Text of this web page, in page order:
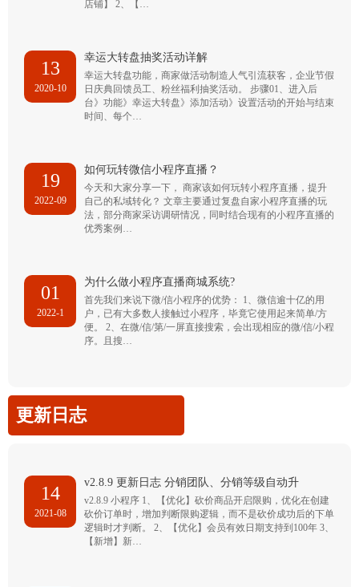
店铺】 2、【…
13
2020-10
幸运大转盘抽奖活动详解
幸运大转盘功能，商家做活动制造人气引流获客，企业节假
日庆典回馈员工、粉丝福利抽奖活动。 步骤01、进入后
台》功能》幸运大转盘》添加活动》设置活动的开始与结束
时间、每个…
19
2022-09
如何玩转微信小程序直播？
今天和大家分享一下， 商家该如何玩转小程序直播，提升
自己的私域转化？ 文章主要通过复盘自家小程序直播的玩
法，部分商家采访调研情况，同时结合现有的小程序直播的
优秀案例…
01
2022-1
为什么做小程序直播商城系统?
首先我们来说下微/信小程序的优势： 1、微信逾十亿的用
户，已有大多数人接触过小程序，毕竟它使用起来简单/方
便。 2、在微/信/第/一屏直接搜索，会出现相应的微/信/小程
序。且搜…
更新日志
14
2021-08
v2.8.9 更新日志 分销团队、分销等级自动升
v2.8.9 小程序 1、【优化】砍价商品开启限购，优化在创建
砍价订单时，增加判断限购逻辑，而不是砍价成功后的下单
逻辑时才判断。 2、【优化】会员有效日期支持到100年 3、
【新增】新…